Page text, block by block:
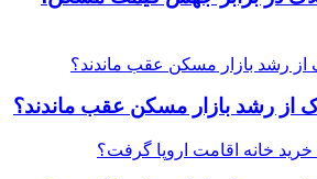
از رشد بازار مسکن عقب ماندند؟